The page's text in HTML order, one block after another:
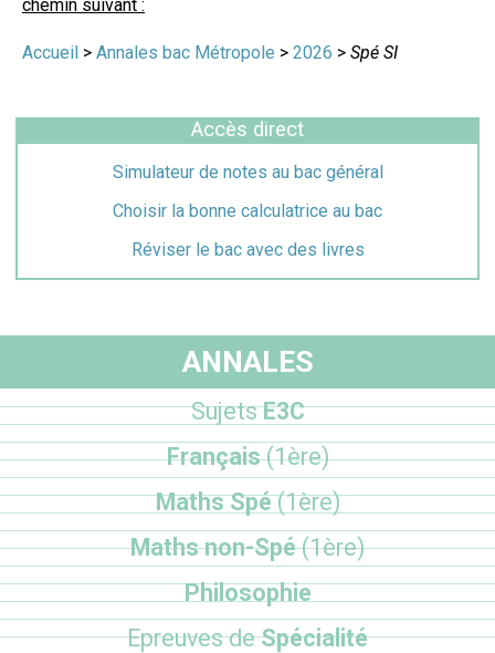
chemin suivant :
Accueil > Annales bac Métropole > 2026 > Spé SI
Accès direct
Simulateur de notes au bac général
Choisir la bonne calculatrice au bac
Réviser le bac avec des livres
ANNALES
SujetsE3C
Français(1ère)
Maths Spé(1ère)
Maths non-Spé(1ère)
Philosophie
Epreuves deSpécialité